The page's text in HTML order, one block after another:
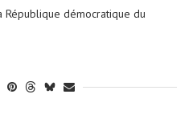
République démocratique du